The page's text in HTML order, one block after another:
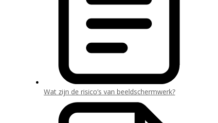
Wat zijn de risico’s van beeldschermwerk?